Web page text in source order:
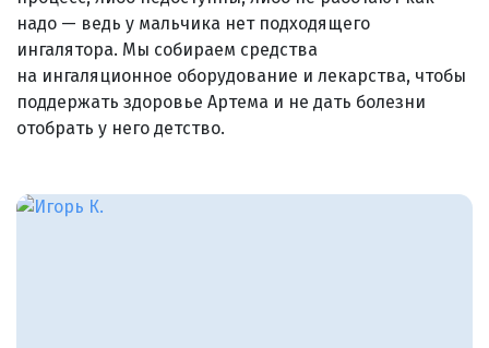
надо — ведь у мальчика нет подходящего
ингалятора. Мы собираем средства
на ингаляционное оборудование и лекарства, чтобы
поддержать здоровье Артема и не дать болезни
отобрать у него детство.